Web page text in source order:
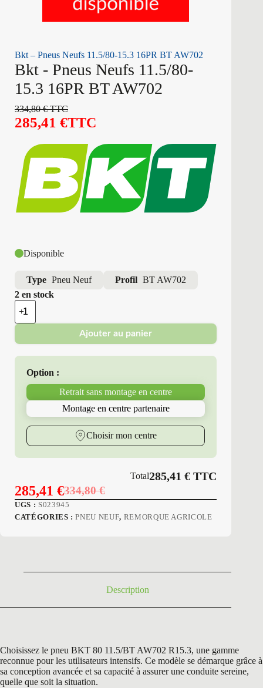
Bkt – Pneus Neufs 11.5/80-15.3 16PR BT AW702
Bkt - Pneus Neufs 11.5/80-
15.3 16PR BT AW702
334,80€TTC
285,41 €TTC
Disponible
Type Pneu Neuf Profil BT AW702
2 en stock
quantité
de
Bkt
Pneus
Neufs
15.3
16PR
AW702
Ajouter au panier
Option :
Retrait sans montage en centre
Montage en centre partenaire
Choisir mon centre
Total285,41€ TTC
334,80€
Le
prix
285,41 €
Le
prix
UGS : S023945
CATÉGORIES :PNEU NEUF, REMORQUE AGRICOLE
Description
Choisissez le pneu BKT 80 11.5/BT AW702 R15.3, une gamme
reconnue pour les utilisateurs intensifs. Ce modèle se démarque grâce à
sa conception avancée et sa capacité à assurer une conduite sereine,
quelle que soit la situation.